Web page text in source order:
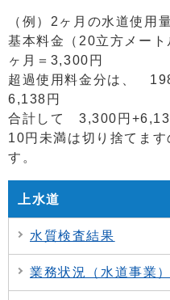
（例）2ヶ月の水道使用
基本料金（20立方メー
ヶ月＝3,300円
超過使用料金分は、
6,138円
合計して 3,300円
10円未満は切り捨てま
す。
上水道
水質検査結果
業務状況（水道事業）